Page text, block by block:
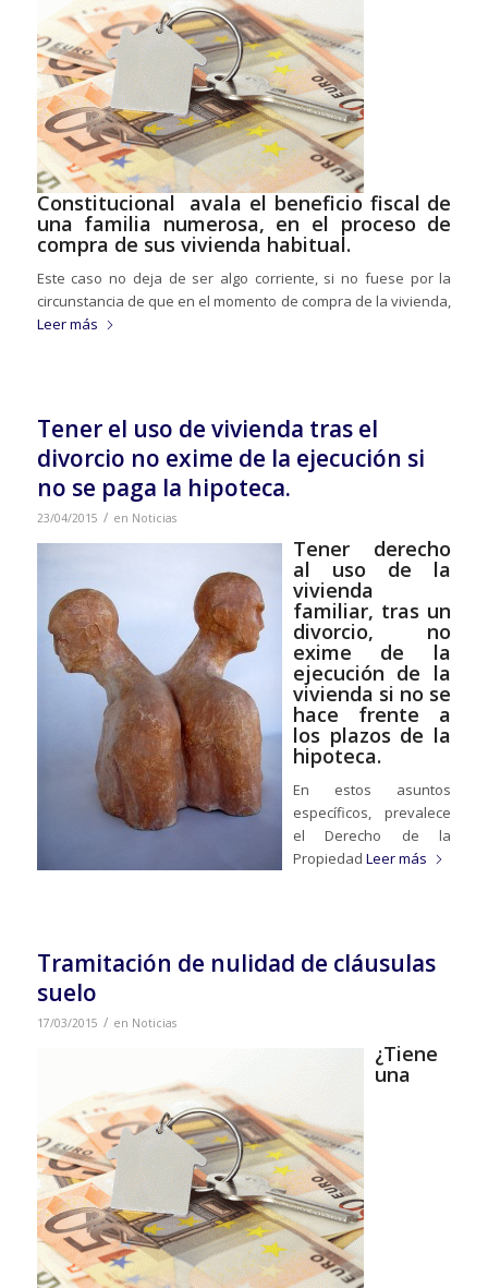
Constitucional avala el beneficio fiscal de
una familia numerosa, en el proceso de
compra de sus vivienda habitual.
Este caso no deja de ser algo corriente, si no fuese por la
circunstancia de que en el momento de compra de la vivienda,
Leer más
Tener el uso de vivienda tras el
divorcio no exime de la ejecución si
no se paga la hipoteca.
23/04/2015 / en Noticias
Tener derecho
al uso de la
vivienda
familiar, tras un
divorcio, no
exime de la
ejecución de la
vivienda si no se
hace frente a
los plazos de la
hipoteca.
En estos asuntos
específicos, prevalece
el Derecho de la
Propiedad Leer más
Tramitación de nulidad de cláusulas
suelo
17/03/2015 / en Noticias
¿Tiene
una